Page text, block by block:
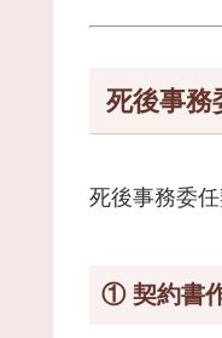
死後事務
死後事務委
① 契約書